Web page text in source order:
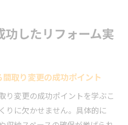
功したリフォーム実
取り変更の成功ポイント
り変更の成功ポイントを学ぶこ
りに欠かせません。具体的に